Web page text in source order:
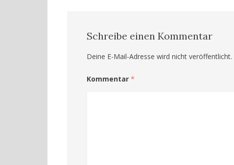
Schreibe einen Kommentar
Deine E-Mail-Adresse wird nicht veröffentlicht.
Kommentar *